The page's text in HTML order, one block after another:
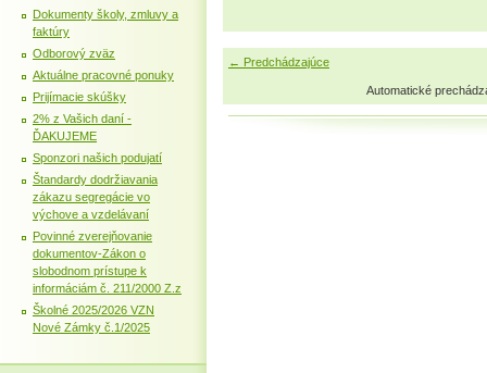
← Predchádzajúce
Automatické
Dokumenty školy, zmluvy a
faktúry
Odborový zväz
Aktuálne pracovné ponuky
Prijímacie skúšky
2% z Vašich daní -
ĎAKUJEME
Sponzori našich podujatí
Štandardy dodržiavania
zákazu segregácie vo
výchove a vzdelávaní
Povinné zverejňovanie
dokumentov-Zákon o
slobodnom prístupe k
informáciám č. 211/2000 Z.z
Školné 2025/2026 VZN
Nové Zámky č.1/2025